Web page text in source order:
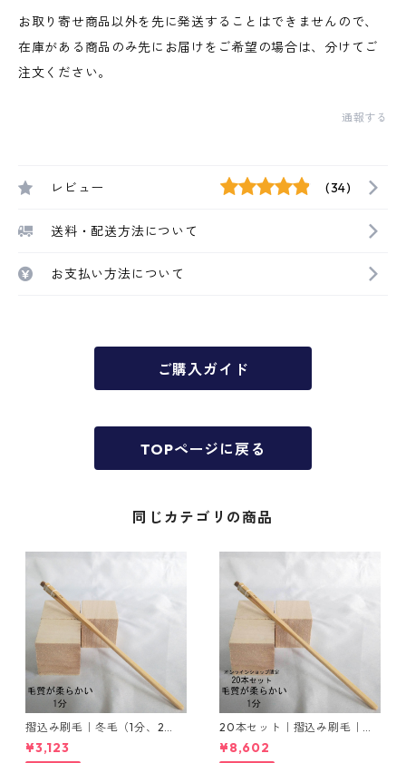
お取り寄せ商品以外を先に発送することはできませんので、
在庫がある商品のみ先にお届けをご希望の場合は、分けてご
注文ください。
通報する
レビュー (34)
送料・配送方法について
お支払い方法について
ご購入ガイド
TOPページに戻る
同じカテゴリの商品
摺込み刷毛｜冬毛（1分、2
分、3分）・夏毛（1分、2分、
3分）セット販売
¥3,123
20本セット｜摺込み刷毛｜冬
毛（毛質が柔らかい）1分
¥8,602